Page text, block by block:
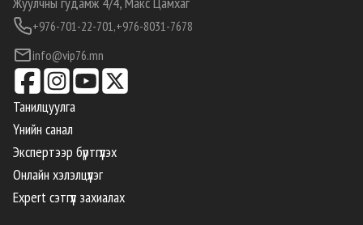
+976-701-22-701,+976-8031-7678
info@vip76.mn
Танилцуулга
Үнийн санал
Экспертээр бүртгүүлэх
Онлайн хэлэлцүүлэг
Expert сэтгүүл захиалах